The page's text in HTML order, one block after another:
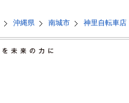
沖縄県 南城市 神里自転車店